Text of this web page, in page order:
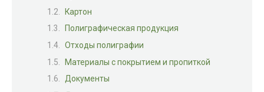
Картон
Полиграфическая продукция
Отходы полиграфии
Материалы с покрытием и пропиткой
Документы